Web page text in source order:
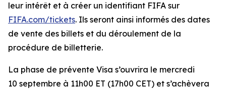
leur intérêt et à créer un identifiant FIFA sur
FIFA.com/tickets. Ils seront ainsi informés des dates
de vente des billets et du déroulement de la
procédure de billetterie.
La phase de prévente Visa s’ouvrira le mercredi
10 septembre à 11h00 ET (17h00 CET) et s’achèvera